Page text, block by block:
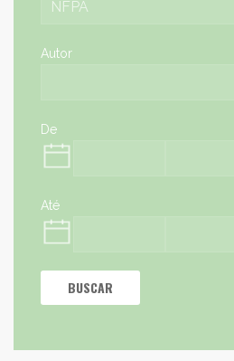
Autor
De
Até
BUSCAR